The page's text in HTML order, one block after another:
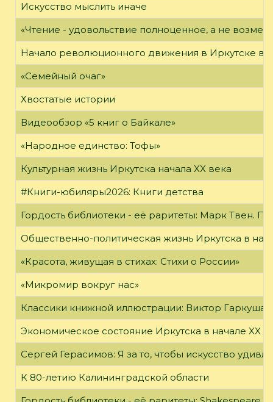
Искусство мыслить иначе
«Чтение - удовольствие полноценное, а не
Начало революционного движения в Иркутске в
«Семейный очаг»
Хвостатые истории
Видеообзор «5 книг о Байкале»
«Народное единство: Тофы»
Культурная жизнь Иркутска начала XX века
#Книги-юбиляры2026: Книги детства
Гордость библиотеки - её раритеты: Марк Твен.
Общественно-политическая жизнь Иркутска в
«Красота, живущая в стихах: Стихи о России»
«Микромир вокруг нас»
Классики книжной иллюстрации: Виктор Гаркуша
Экономическое состояние Иркутска в начале XX
Сергей Герасимов: Я за то, чтобы искусство
К 80-летию Калининградской области